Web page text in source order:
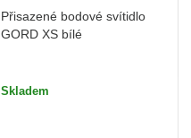
Přisazené bodové svítidlo
GORD XS bílé
Skladem